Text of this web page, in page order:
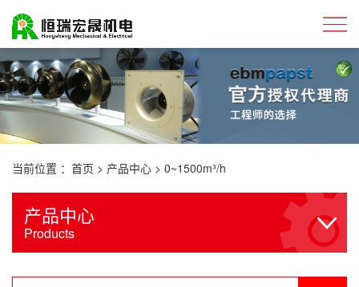
当前位置 ： 首页 > 产品中心 > 0~1500m³/h
产品中心
Products